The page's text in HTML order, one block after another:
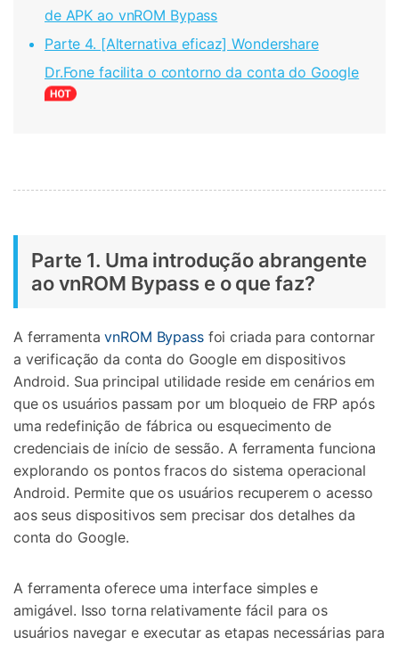
de APK ao vnROM Bypass
Parte 4. [Alternativa eficaz] Wondershare
Dr.Fone facilita o contorno da conta do Google
Parte 1. Uma introdução abrangente
ao vnROM Bypass e o que faz?
A ferramentavnROM Bypassfoi criada para contornar
a verificação da conta do Google em dispositivos
Android. Sua principal utilidade reside em cenários em
que os usuários passam por um bloqueio de FRP após
uma redefinição de fábrica ou esquecimento de
credenciais de início de sessão. A ferramenta funciona
explorando os pontos fracos do sistema operacional
Android. Permite que os usuários recuperem o acesso
aos seus dispositivos sem precisar dos detalhes da
conta do Google.
A ferramenta oferece uma interface simples e
amigável. Isso torna relativamente fácil para os
usuários navegar e executar as etapas necessárias para